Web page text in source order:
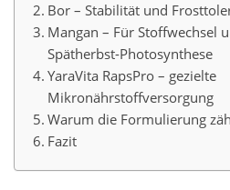
Bor – Stabilität und
Mangan – Für Stoffwechsel
Spätherbst-Photosynthese
YaraVita RapsPro – gezielte
Mikronährstoffversorgung
Warum die Formulierung
Fazit